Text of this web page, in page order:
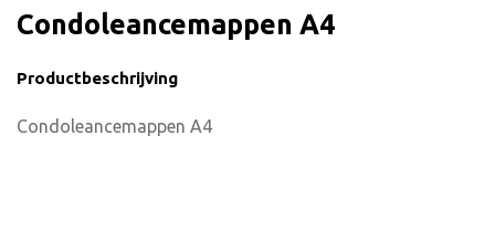
Condoleancemappen A4
Productbeschrijving
Condoleancemappen A4